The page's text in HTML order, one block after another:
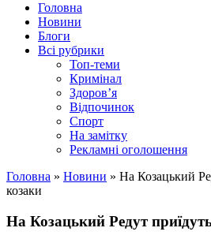
Головна
Новини
Блоги
Всі рубрики
Топ-теми
Кримінал
Здоров’я
Відпочинок
Спорт
На замітку
Рекламні оголошення
Головна » Новини » На Козацький
козаки
На Козацький Редут